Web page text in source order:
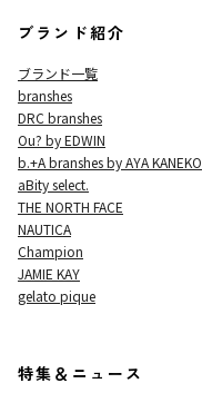
ブランド紹介
ブランド一覧
branshes
DRC branshes
Ou? by EDWIN
b.+A branshes by AYA KANEKO
aBity select.
THE NORTH FACE
NAUTICA
Champion
JAMIE KAY
gelato pique
特集＆ニュース